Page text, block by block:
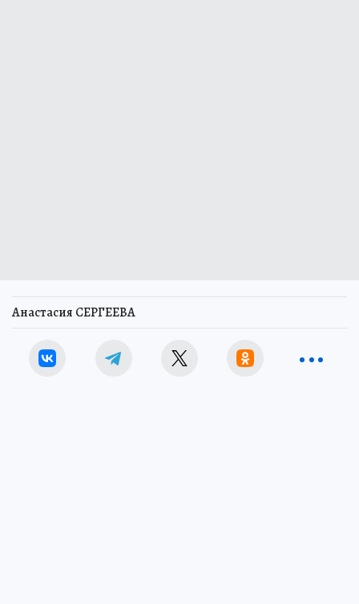
Анастасия СЕРГЕЕВА